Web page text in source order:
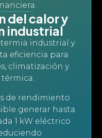
del calor y
industrial
industrial y
eficiencia para
climatización y
de rendimiento
generar hasta
1 kW eléctrico